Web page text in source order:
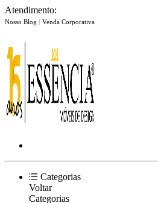
Atendimento:
Nosso Blog | Venda Corporativa
Categorias
Voltar
Categorias